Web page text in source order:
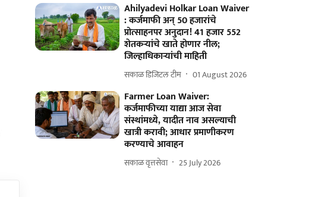
Ahilyadevi Holkar Loan Waiver
: कर्जमाफी अन् 50 हजारांचे
प्रोत्साहनपर अनुदान! 41 हजार 552
शेतकऱ्यांचे खाते होणार नील;
जिल्हाधिकाऱ्यांची माहिती
सकाळ डिजिटल टीम 01 August 2026
Farmer Loan Waiver:
कर्जमाफीच्या याद्या आज सेवा
संस्थांमध्ये, यादीत नाव असल्याची
खात्री करावी; आधार प्रमाणीकरण
करण्याचे आवाहन
सकाळ वृत्तसेवा 25 July 2026